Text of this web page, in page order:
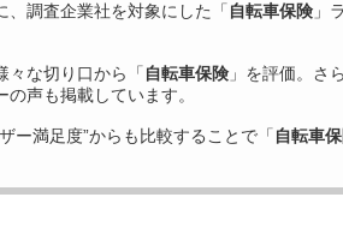
、調査企業社を対象にした「 自転車保険 」
々な切り口から「 自転車保険 」を評価。さ
声も掲載しています。
ー満足度”からも比較することで「 自転車